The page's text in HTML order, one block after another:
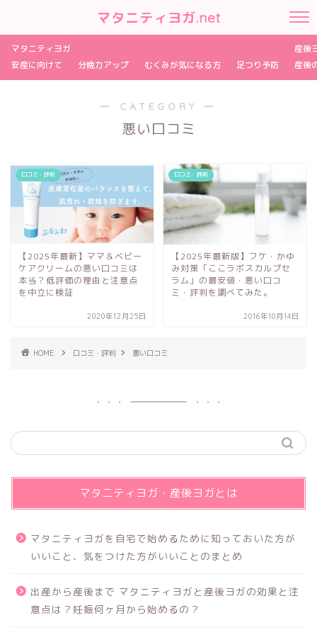
マタニティヨガ.net
マタニティヨガ
安産に向けて
分娩力アップ むくみが気になる方 足つり予防
産後
産後
― CATEGORY ―
悪い口コミ
口コミ・評判
【2025年最新】ママ＆ベビー
ケアクリームの悪い口コミは
本当？低評価の理由と注意点
を中立に検証
2020年12月25日
口コミ・評判
【2025年最新版】フケ・かゆ
み対策「ここラボスカルプセ
ラム」の最安値・悪い口コ
ミ・評判を調べてみた。
2016年10月14日
HOME 口コミ・評判 悪い口コミ
マタニティヨガ・産後ヨガとは
マタニティヨガを自宅で始めるために知っておいた方が
いいこと、気をつけた方がいいことのまとめ
出産から産後まで マタニティヨガと産後ヨガの効果と注
意点は？妊娠何ヶ月から始めるの？